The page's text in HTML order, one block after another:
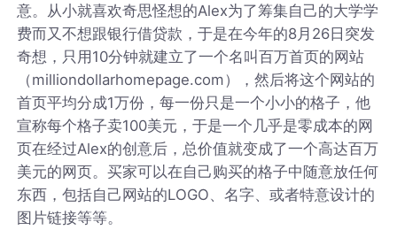
意。从小就喜欢奇思怪想的Alex为了筹集自己的大学学
费而又不想跟银行借贷款，于是在今年的8月26日突发
奇想，只用10分钟就建立了一个名叫百万首页的网站
（milliondollarhomepage.com），然后将这个网站的
首页平均分成1万份，每一份只是一个小小的格子，他
宣称每个格子卖100美元，于是一个几乎是零成本的网
页在经过Alex的创意后，总价值就变成了一个高达百万
美元的网页。买家可以在自己购买的格子中随意放任何
东西，包括自己网站的LOGO、名字、或者特意设计的
图片链接等等。